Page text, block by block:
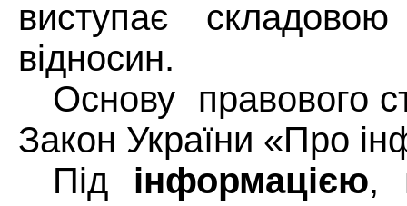
виступає
відносин.
Основу правового
Закон України «Про
Під інформацією,